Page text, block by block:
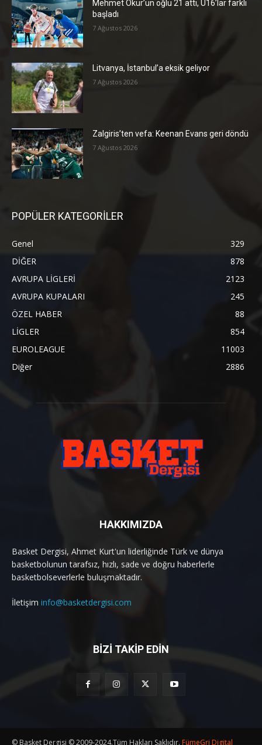
Mehmet Okur’un oğlu 21 attı, U16’lar farklı
başladı
7 Ağustos 2026
Litvanya, İstanbul’a eksik geliyor
7 Ağustos 2026
Zalgiris’ten vefa: Keenan Evans geri döndü
7 Ağustos 2026
POPÜLER KATEGORİLER
Genel
329
DİĞER
878
AVRUPA LİGLERİ
2123
AVRUPA KUPALARI
245
ÖZEL HABER
88
LİGLER
854
EUROLEAGUE
11003
Diğer
2886
HAKKIMIZDA
Basket Dergisi, Ahmet Kurt'un liderliğinde Türk ve dünya
basketbolunun tarafsız, hızlı, sade ve doğru haberlerle
basketbolseverlerle buluşmaktadır.
İletişim info@basketdergisi.com
BİZİ TAKİP EDİN
© Basket Dergisi © 2009-2024.Tüm Hakları Saklıdır. FümeGri Digital